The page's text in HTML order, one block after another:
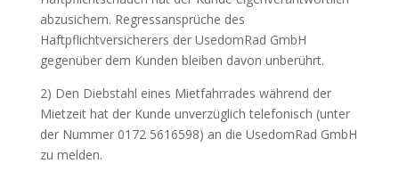
abzusichern. Regressansprüche des
Haftpflichtversicherers der UsedomRad GmbH
gegenüber dem Kunden bleiben davon unberührt.
2) Den Diebstahl eines Mietfahrrades während der
Mietzeit hat der Kunde unverzüglich telefonisch (unter
der Nummer 0172 5616598) an die UsedomRad GmbH
zu melden.